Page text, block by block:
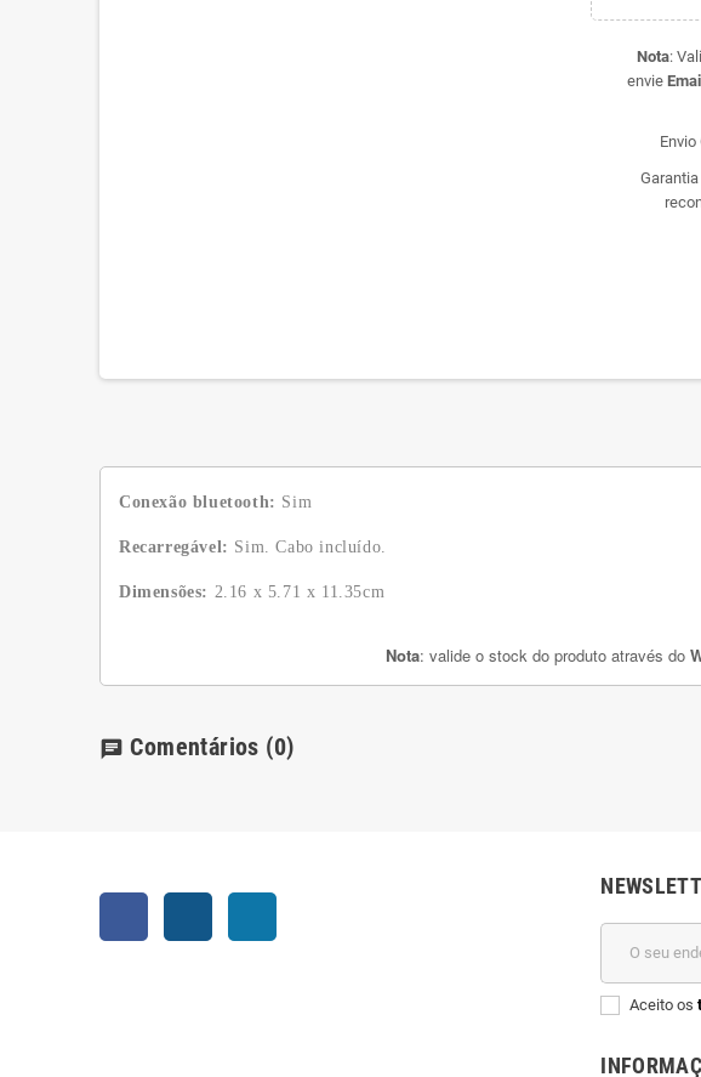
Nota:
envie Email
Conexão bluetooth: Sim
Recarregável: Sim. Cabo incluído.
Dimensões: 2.16 x 5.71 x 11.35cm
Nota: valide o stock do produto através do
chat Comentários (0)
Aceito os